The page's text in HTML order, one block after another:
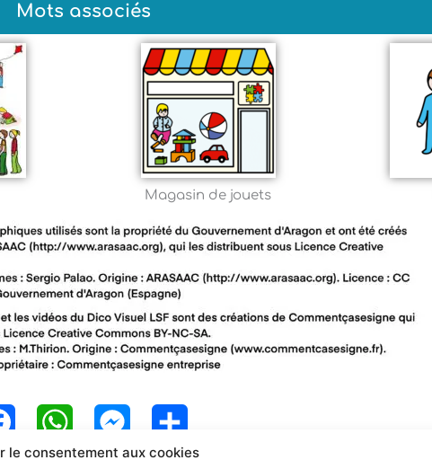
le consentement aux cookies
Mots associés
Magasin de jouets
W
h
M
e
P
a